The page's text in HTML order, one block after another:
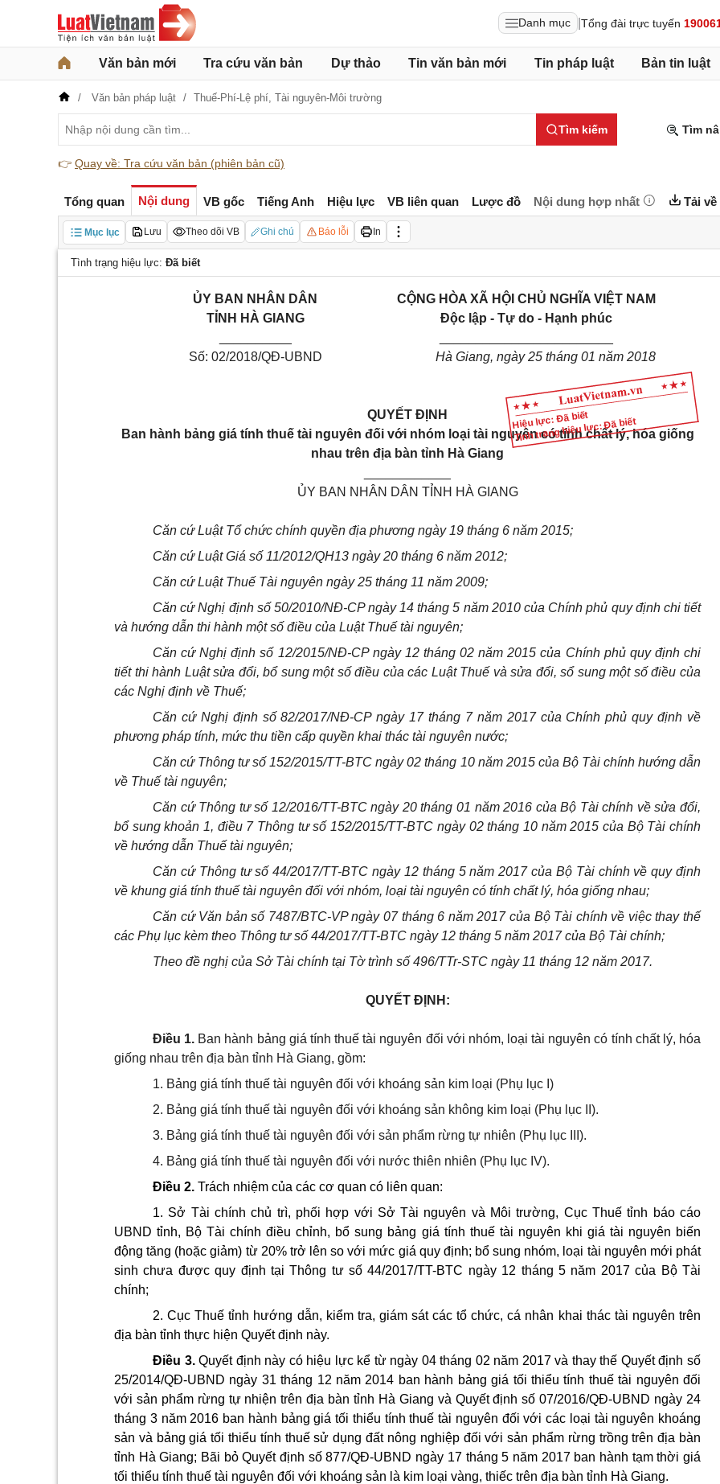
Danh mục Tổng đài trực tuyến
Văn bản mới Tra cứu văn bản Dự thảo Tin văn bản mới Tin pháp luật Bản tin luật
Văn bản pháp luật Thuế-Phí-Lệ phí, Tài nguyên-Môi trường
Tìm kiếm Tìm
👉 Quay về: Tra cứu văn bản (phiên bản cũ)
Tổng quan Nội dung VB gốc Tiếng Anh Hiệu lực VB liên quan Lược đồ Nội dung hợp nhất Tải về
Mục lục Lưu Theo dõi VB Ghi chú Báo lỗi In
Tình trạng hiệu lực: Đã biết
Hiệu lực: Đã biết
Tình trạng hiệu lực: Đã biết
ỦY BAN NHÂN DÂN
TỈNH HÀ GIANG
Số: 02/2018/QĐ-UBND
CỘNG HÒA XÃ HỘI CHỦ NGHĨA VIỆT NAM
Độc lập - Tự do - Hạnh phúc
Hà Giang, ngày 25 tháng 01 năm 2018
QUYẾT ĐỊNH
Ban hành bảng giá tính thuế tài nguyên đối với nhóm loại tài nguyên có tính chất lý, hóa giống
nhau trên địa bàn tỉnh Hà Giang
ỦY BAN NHÂN DÂN TỈNH HÀ GIANG
Căn cứ Luật Tổ chức chính quyền địa phương ngày 19 tháng 6 năm 2015;
Căn cứ Luật Giá số 11/2012/QH13 ngày 20 tháng 6 năm 2012;
Căn cứ Luật Thuế Tài nguyên ngày 25 tháng 11 năm 2009;
Căn cứ Nghị định số 50/2010/NĐ-CP ngày 14 tháng 5 năm 2010 của Chính phủ quy định chi tiết
và hướng dẫn thi hành một số điều của Luật Thuế tài nguyên;
Căn cứ Nghị định số 12/2015/NĐ-CP ngày 12 tháng 02 năm 2015 của Chính phủ quy định chi
tiết thi hành Luật sửa đổi, bổ sung một số điều của các Luật Thuế và sửa đổi, sổ sung một số điều của
các Nghị định về Thuế;
Căn cứ Nghị định số 82/2017/NĐ-CP ngày 17 tháng 7 năm 2017 của Chính phủ quy định về
phương pháp tính, mức thu tiền cấp quyền khai thác tài nguyên nước;
Căn cứ Thông tư số 152/2015/TT-BTC ngày 02 tháng 10 năm 2015 của Bộ Tài chính hướng dẫn
về Thuế tài nguyên;
Căn cứ Thông tư số 12/2016/TT-BTC ngày 20 tháng 01 năm 2016 của Bộ Tài chính về sửa đổi,
bổ sung khoản 1, điều 7 Thông tư số 152/2015/TT-BTC ngày 02 tháng 10 năm 2015 của Bộ Tài chính
về hướng dẫn Thuế tài nguyên;
Căn cứ Thông tư số 44/2017/TT-BTC ngày 12 tháng 5 năm 2017 của Bộ Tài chính về quy định
về khung giá tính thuế tài nguyên đối với nhóm, loại tài nguyên có tính chất lý, hóa giống nhau;
Căn cứ Văn bản số 7487/BTC-VP ngày 07 tháng 6 năm 2017 của Bộ Tài chính về việc thay thế
các Phụ lục kèm theo Thông tư số 44/2017/TT-BTC ngày 12 tháng 5 năm 2017 của Bộ Tài chính;
Theo đề nghị của Sở Tài chính tại Tờ trình số 496/TTr-STC ngày 11 tháng 12 năm 2017.
QUYẾT ĐỊNH:
Điều 1. Ban hành bảng giá tính thuế tài nguyên đối với nhóm, loại tài nguyên có tính chất lý, hóa
giống nhau trên địa bàn tỉnh Hà Giang, gồm:
1. Bảng giá tính thuế tài nguyên đối với khoáng sản kim loại (Phụ lục I)
2. Bảng giá tính thuế tài nguyên đối với khoáng sản không kim loại (Phụ lục II).
3. Bảng giá tính thuế tài nguyên đối với sản phẩm rừng tự nhiên (Phụ lục III).
4. Bảng giá tính thuế tài nguyên đối với nước thiên nhiên (Phụ lục IV).
Điều 2. Trách nhiệm của các cơ quan có liên quan:
1. Sở Tài chính chủ trì, phối hợp với Sở Tài nguyên và Môi trường, Cục Thuế tỉnh báo cáo
UBND tỉnh, Bộ Tài chính điều chỉnh, bổ sung bảng giá tính thuế tài nguyên khi giá tài nguyên biến
động tăng (hoặc giảm) từ 20% trở lên so với mức giá quy định; bổ sung nhóm, loại tài nguyên mới phát
sinh chưa được quy định tại Thông tư số 44/2017/TT-BTC ngày 12 tháng 5 năm 2017 của Bộ Tài
chính;
2. Cục Thuế tỉnh hướng dẫn, kiểm tra, giám sát các tổ chức, cá nhân khai thác tài nguyên trên
địa bàn tỉnh thực hiện Quyết định này.
Điều 3.Quyết định này có hiệu lực kể từ ngày 04 tháng 02 năm 2017 và thay thế Quyết định số
25/2014/QĐ-UBND ngày 31 tháng 12 năm 2014 ban hành bảng giá tối thiểu tính thuế tài nguyên đối
với sản phẩm rừng tự nhiện trên địa bàn tỉnh Hà Giang và Quyết định số 07/2016/QĐ-UBND ngày 24
tháng 3 năm 2016 ban hành bảng giá tối thiểu tính thuế tài nguyên đối với các loại tài nguyên khoáng
sản và bảng giá tối thiểu tính thuế sử dụng đất nông nghiệp đối với sản phẩm rừng trồng trên địa bàn
tỉnh Hà Giang; Bãi bỏ Quyết định số 877/QĐ-UBND ngày 17 tháng 5 năm 2017 ban hành tạm thời giá
tối thiểu tính thuế tài nguyên đối với khoáng sản là kim loại vàng, thiếc trên địa bàn tỉnh Hà Giang.